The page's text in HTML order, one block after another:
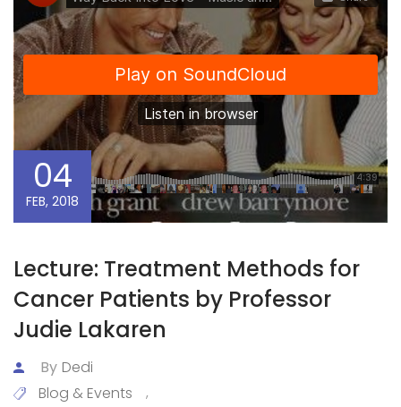
04
FEB, 2018
Lecture: Treatment Methods for
Cancer Patients by Professor
Judie Lakaren
By Dedi
Blog & Events
,